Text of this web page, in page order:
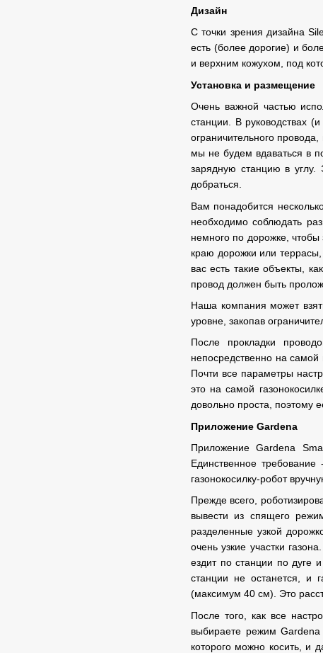
Дизайн
С точки зрения дизайна
есть (более дорогие) и
и верхним кожухом, под
Установка и размещение
Очень важной частью
станции. В руководствах
ограничительного
мы не будем вдаваться в
зарядную станцию ​​в углу.
добраться.
Вам понадобится
необходимо соблюдать
немного по дорожке,
краю дорожки или
вас есть такие объекты,
провод должен быть
Наша компания может
уровне, закопав
После прокладки
непосредственно на самой
Почти все параметры
это на самой
довольно проста, поэтому
Приложение Gardena
Приложение Gardena
Единственное
газонокосилку-робот
Прежде всего,
вывести из спящего
разделенные узкой
очень узкие участки
ездит по станции по дуге
станции не останется, и
(максимум 40 см). Это
После того, как все
выбираете режим Gardena
которого можно косить, и